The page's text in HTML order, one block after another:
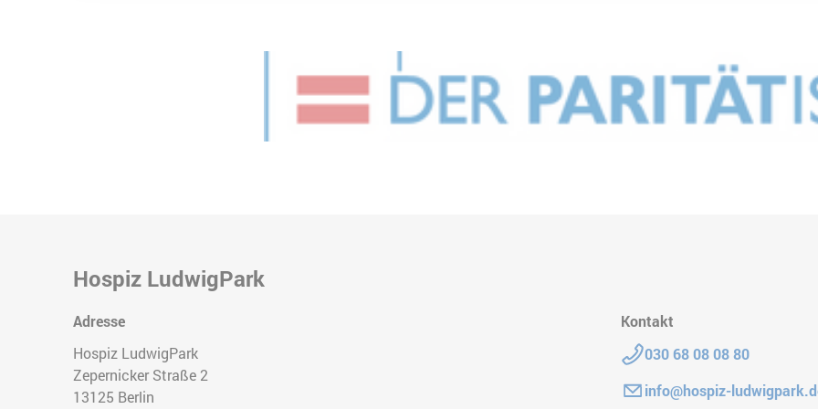
Hospiz LudwigPark
Adresse
Hospiz LudwigPark
Zepernicker Straße 2
13125 Berlin
Kontakt
Telefon:
030 68 08 08 80
E-Mail:info@hospiz-